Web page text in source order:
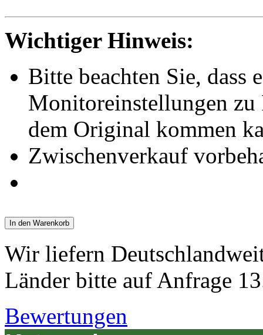
Wichtiger Hinweis:
Bitte beachten Sie, dass
Monitoreinstellungen zu
dem Original kommen
Zwischenverkauf
In den Warenkorb
Wir liefern
Länder bitte auf Anfrage
Bewertungen